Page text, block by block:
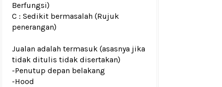
Berfungsi)
C : Sedikit bermasalah (Rujuk
penerangan)
Jualan adalah termasuk (asasnya jika
tidak ditulis tidak disertakan)
-Penutup depan belakang
-Hood